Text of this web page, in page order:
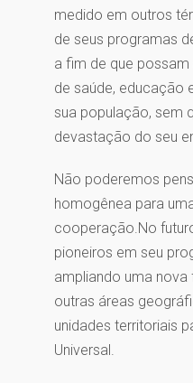
medido em outros
de seus programas
a fim de que
de saúde, educação
sua população, sem
devastação do seu
Não poderemos
homogênea para
cooperação.No
pioneiros em seu
ampliando uma
outras áreas
unidades territoriais
Universal.